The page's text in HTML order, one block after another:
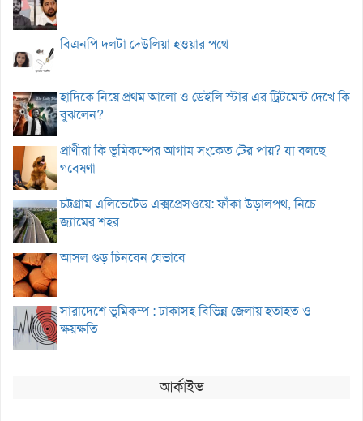
বিএনপি দলটা দেউলিয়া হওয়ার পথে
হাদিকে নিয়ে প্রথম আলো ও ডেইলি স্টার এর ট্রিটমেন্ট দেখে কি
বুঝলেন?
প্রাণীরা কি ভূমিকম্পের আগাম সংকেত টের পায়? যা বলছে
গবেষণা
চট্টগ্রাম এলিভেটেড এক্সপ্রেসওয়ে: ফাঁকা উড়ালপথ, নিচে
জ্যামের শহর
আসল গুড় চিনবেন যেভাবে
সারাদেশে ভূমিকম্প : ঢাকাসহ বিভিন্ন জেলায় হতাহত ও
ক্ষয়ক্ষতি
আর্কাইভ